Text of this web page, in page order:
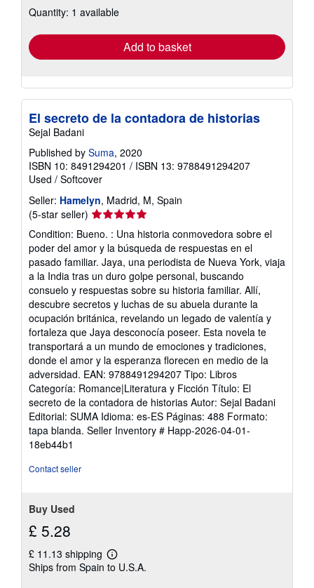
shipping
Quantity: 1 available
Add to basket
El secreto de la contadora de historias
Sejal Badani
Published by Suma, 2020
ISBN 10: 8491294201 / ISBN 13: 9788491294207
Used / Softcover
Seller: Hamelyn, Madrid, M, Spain
(5-star seller) Seller
5
out
of
5
stars
Condition: Bueno. : Una historia conmovedora sobre el
poder del amor y la búsqueda de respuestas en el
pasado familiar. Jaya, una periodista de Nueva York, viaja
a la India tras un duro golpe personal, buscando
consuelo y respuestas sobre su historia familiar. Allí,
descubre secretos y luchas de su abuela durante la
ocupación británica, revelando un legado de valentía y
fortaleza que Jaya desconocía poseer. Esta novela te
transportará a un mundo de emociones y tradiciones,
donde el amor y la esperanza florecen en medio de la
adversidad. EAN: 9788491294207 Tipo: Libros
Categoría: Romance|Literatura y Ficción Título: El
secreto de la contadora de historias Autor: Sejal Badani
Editorial: SUMA Idioma: es-ES Páginas: 488 Formato:
tapa blanda. Seller Inventory # Happ-2026-04-01-
18eb44b1
Contact seller
Buy Used
£ 5.28
£ 11.13 shipping
Learn
more
Ships from Spain to U.S.A.